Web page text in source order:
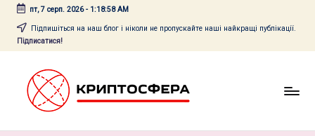
Перейти
пт, 7 серп. 2026- 1:18:58 AM
Підпишіться на наш блог і ніколи не пропускайте наші найкращі публікації.
Підписатися!